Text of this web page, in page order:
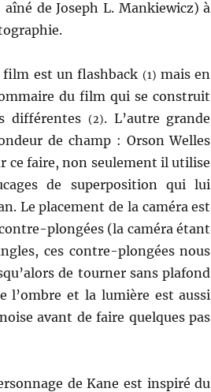
de Joseph L. Mankiewicz) à
est un flashback (1) mais en
du film qui se construit
différentes (2). L’autre grande
de champ : Orson Welles
ce faire, non seulement il utilise
de superposition qui lui
Le placement de la caméra est
plongées (la caméra étant
ces contre-plongées nous
de tourner sans plafond
l’ombre et la lumière est aussi
avant de faire quelques pas
de Kane est inspiré du